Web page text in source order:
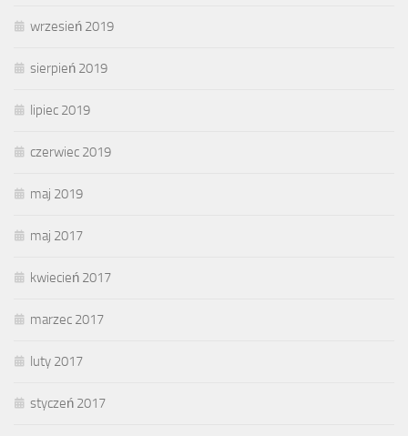
wrzesień 2019
sierpień 2019
lipiec 2019
czerwiec 2019
maj 2019
maj 2017
kwiecień 2017
marzec 2017
luty 2017
styczeń 2017